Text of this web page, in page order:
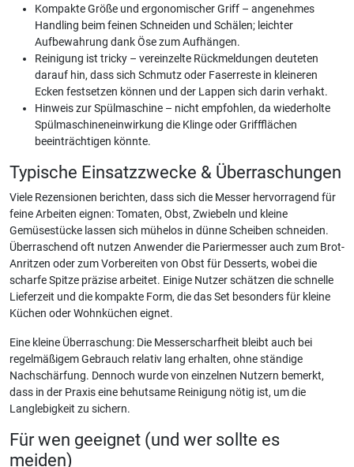
Kompakte Größe und ergonomischer Griff – angenehmes
Handling beim feinen Schneiden und Schälen; leichter
Aufbewahrung dank Öse zum Aufhängen.
Reinigung ist tricky – vereinzelte Rückmeldungen deuteten
darauf hin, dass sich Schmutz oder Faserreste in kleineren
Ecken festsetzen können und der Lappen sich darin verhakt.
Hinweis zur Spülmaschine – nicht empfohlen, da wiederholte
Spülmaschineneinwirkung die Klinge oder Griffflächen
beeinträchtigen könnte.
Typische Einsatzzwecke & Überraschungen
Viele Rezensionen berichten, dass sich die Messer hervorragend für
feine Arbeiten eignen: Tomaten, Obst, Zwiebeln und kleine
Gemüsestücke lassen sich mühelos in dünne Scheiben schneiden.
Überraschend oft nutzen Anwender die Pariermesser auch zum Brot-
Anritzen oder zum Vorbereiten von Obst für Desserts, wobei die
scharfe Spitze präzise arbeitet. Einige Nutzer schätzen die schnelle
Lieferzeit und die kompakte Form, die das Set besonders für kleine
Küchen oder Wohnküchen eignet.
Eine kleine Überraschung: Die Messerscharfheit bleibt auch bei
regelmäßigem Gebrauch relativ lang erhalten, ohne ständige
Nachschärfung. Dennoch wurde von einzelnen Nutzern bemerkt,
dass in der Praxis eine behutsame Reinigung nötig ist, um die
Langlebigkeit zu sichern.
Für wen geeignet (und wer sollte es
meiden)